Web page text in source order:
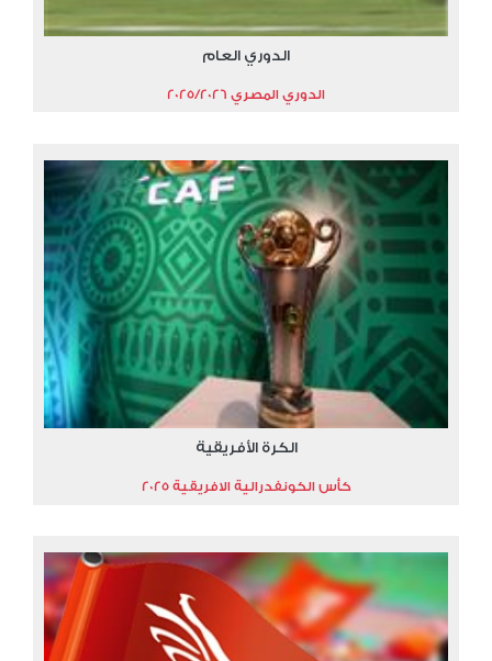
الدوري العام
الدوري المصري 2025/2026
الكرة الأفريقية
كأس الكونفدرالية الافريقية 2025